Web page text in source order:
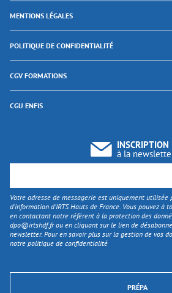
MENTIONS LÉGALES
POLITIQUE DE CONFIDENTIALITÉ
CGV FORMATIONS
CGU ENFIS
INSCRIPTION
à la
Votre adresse de messagerie est uniquement utilisée
d'information d’IRTS Hauts de France. Vous pouvez à
en contactant notre référent à la protection des
dpo@irtshdf.frou en cliquant sur le lien de
newsletter. Pour en savoir plus sur la gestion de vos
notre politique de confidentialité
PRÉPA